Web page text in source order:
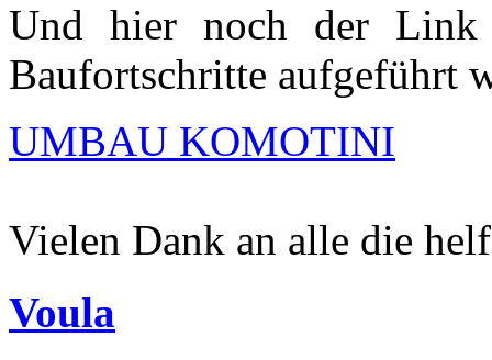
Und hier noch der Link
Baufortschritte aufgeführt
UMBAU KOMOTINI
Vielen Dank an alle die
Voula